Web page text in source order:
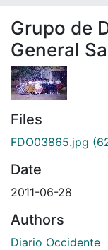
Grupo de
General
Files
FDO03865.jpg
Date
2011-06-28
Authors
Diario Occidente